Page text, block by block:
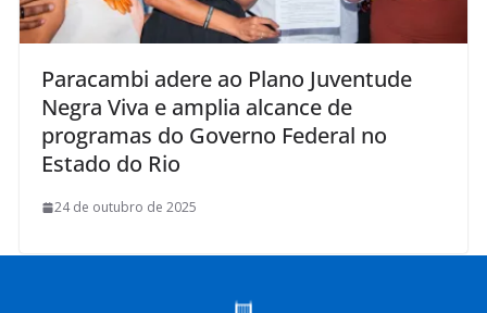
Paracambi adere ao Plano Juventude
Negra Viva e amplia alcance de
programas do Governo Federal no
Estado do Rio
24 de outubro de 2025